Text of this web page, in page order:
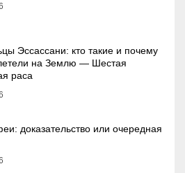
Эссассани: кто такие и почему
на Землю — Шестая
раса
доказательство или очередная